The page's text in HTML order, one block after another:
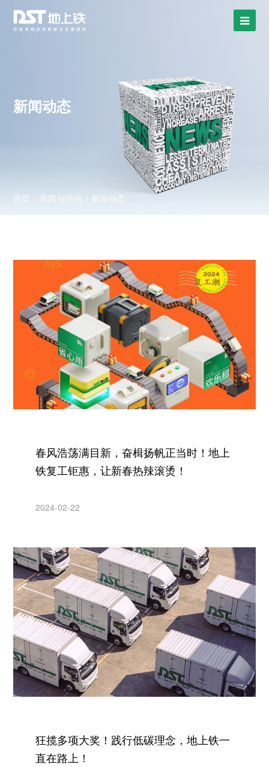
新闻动态
首页 > 新闻与活动 > 新闻动态
春风浩荡满目新，奋楫扬帆正当时！地上
铁复工钜惠，让新春热辣滚烫！
2024-02-22
狂揽多项大奖！践行低碳理念，地上铁一
直在路上！